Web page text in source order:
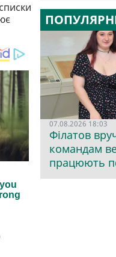
07.08.2026 18:03
Філатов
командам
працюють